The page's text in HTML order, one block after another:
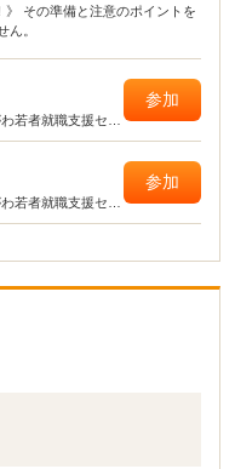
を
ん。
若者就職支援セン
参加
若者就職支援セン
参加